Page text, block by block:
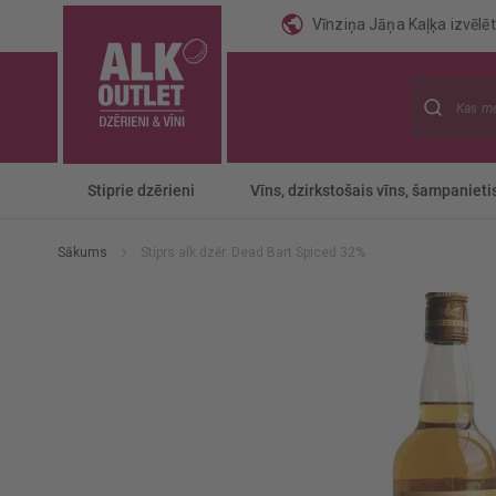
Vīnziņa Jāņa Kaļķa
Stiprie dzērieni Vīns, dzirkstošais vīns,
Sākums Stiprs alk.dzēr. Dead Bart Spiced 32%